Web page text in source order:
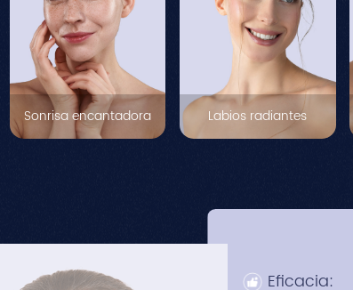
Sonrisa encantadora Labios radiantes
Eficacia: